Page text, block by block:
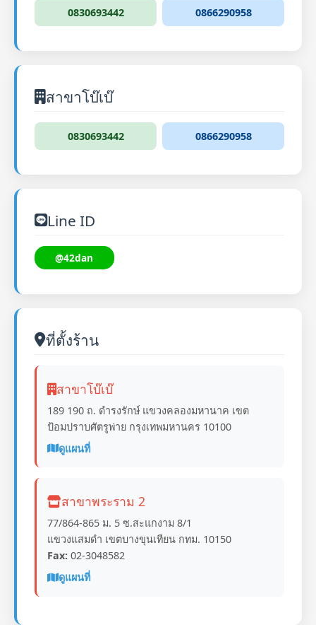
0830693442 0866290958
สาขาโบ๊เบ๊
0830693442 0866290958
Line ID
@42dan
ที่ตั้งร้าน
สาขาโบ๊เบ๊
189 190 ถ. ดำรงรักษ์ แขวงคลองมหานาค เขต
ป้อมปราบศัตรูพ่าย กรุงเทพมหานคร 10100
ดูแผนที่
สาขาพระราม 2
77/864-865 ม. 5 ซ.สะแกงาม 8/1
แขวงแสมดำ เขตบางขุนเทียน กทม. 10150
Fax: 02-3048582
ดูแผนที่